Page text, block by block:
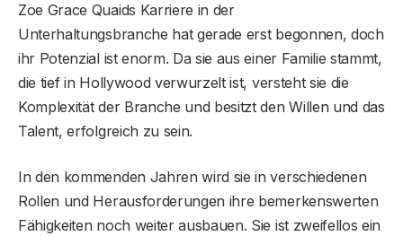
Zoe Grace Quaids Karriere in der
Unterhaltungsbranche hat gerade erst begonnen, doch
ihr Potenzial ist enorm. Da sie aus einer Familie stammt,
die tief in Hollywood verwurzelt ist, versteht sie die
Komplexität der Branche und besitzt den Willen und das
Talent, erfolgreich zu sein.
In den kommenden Jahren wird sie in verschiedenen
Rollen und Herausforderungen ihre bemerkenswerten
Fähigkeiten noch weiter ausbauen. Sie ist zweifellos ein